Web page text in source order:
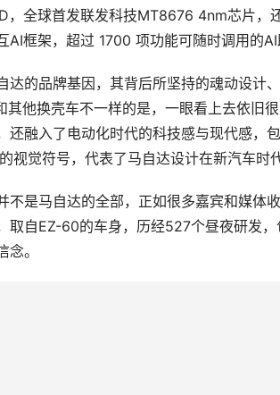
，全球首发联发科技MT8676 4nm芯片，
AI框架，超过 1700 项功能可随时调用的
达的品牌基因，其背后所坚持的魂动设计
其他换壳车不一样的是，一眼看上去依旧
还融入了电动化时代的科技感与现代感，
视觉符号，代表了马自达设计在新汽车时
不是马自达的全部，正如很多嘉宾和媒
取自EZ-60的车身，历经527个昼夜研发
念。